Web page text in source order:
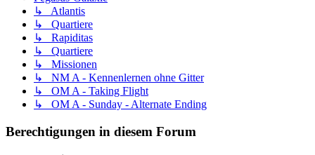
↳ Atlantis
↳ Quartiere
↳ Rapiditas
↳ Quartiere
↳ Missionen
↳ NM A - Kennenlernen ohne Gitter
↳ OM A - Taking Flight
↳ OM A - Sunday - Alternate Ending
Berechtigungen in diesem Forum